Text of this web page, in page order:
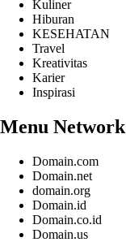
Kuliner
Hiburan
KESEHATAN
Travel
Kreativitas
Karier
Inspirasi
Menu Network
Domain.com
Domain.net
domain.org
Domain.id
Domain.co.id
Domain.us